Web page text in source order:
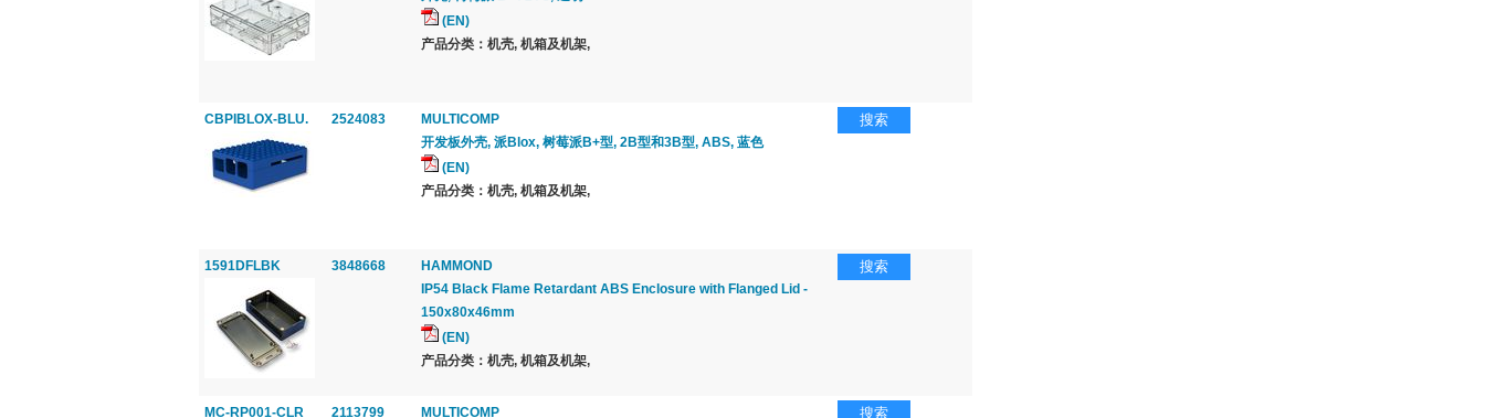
(EN)
产品分类：机壳, 机箱及机架,
CBPIBLOX-BLU. 2524083
MULTICOMP
开发板外壳, 派Blox, 树莓派B+型, 2B型和3B型, ABS, 蓝色
(EN)
产品分类：机壳, 机箱及机架,
搜索
1591DFLBK 3848668
HAMMOND
IP54 Black Flame Retardant ABS Enclosure with Flanged Lid -
150x80x46mm
(EN)
产品分类：机壳, 机箱及机架,
搜索
MC-RP001-CLR 2113799
MULTICOMP
搜索